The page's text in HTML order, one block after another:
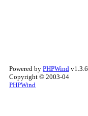
Powered by PHPWind v1.3.6
Copyright © 2003-04
PHPWind